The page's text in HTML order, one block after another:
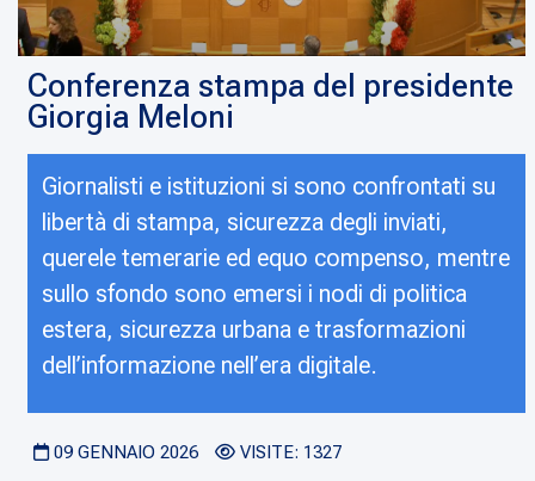
Conferenza stampa del presidente
Giorgia Meloni
Giornalisti e istituzioni si sono confrontati su
libertà di stampa, sicurezza degli inviati,
querele temerarie ed equo compenso, mentre
sullo sfondo sono emersi i nodi di politica
estera, sicurezza urbana e trasformazioni
dell’informazione nell’era digitale.
09 GENNAIO 2026 VISITE: 1327